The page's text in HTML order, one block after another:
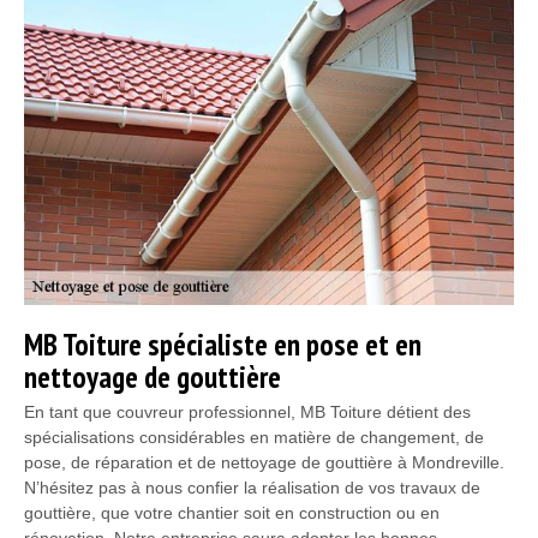
MB Toiture spécialiste en pose et en
nettoyage de gouttière
En tant que couvreur professionnel, MB Toiture détient des
spécialisations considérables en matière de changement, de
pose, de réparation et de nettoyage de gouttière à Mondreville.
N’hésitez pas à nous confier la réalisation de vos travaux de
gouttière, que votre chantier soit en construction ou en